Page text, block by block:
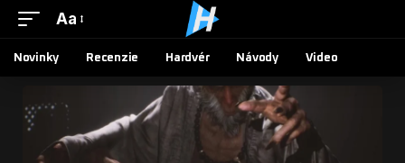
Aa
Novinky Recenzie Hardvér Návody Video